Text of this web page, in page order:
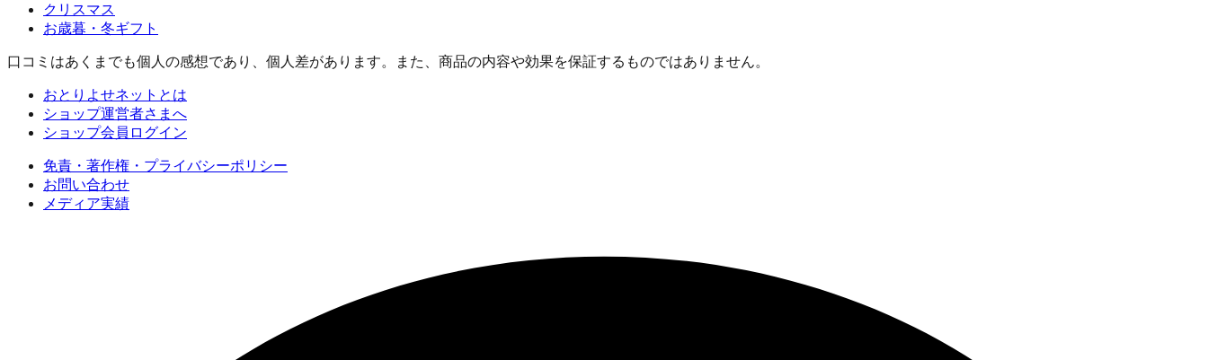
クリスマス
お歳暮・冬ギフト
口コミはあくまでも個人の感想であり、個人差があります。また、商品の内容や効果を保証するものではありません。
おとりよせネットとは
ショップ運営者さまへ
ショップ会員ログイン
免責・著作権・プライバシーポリシー
お問い合わせ
メディア実績